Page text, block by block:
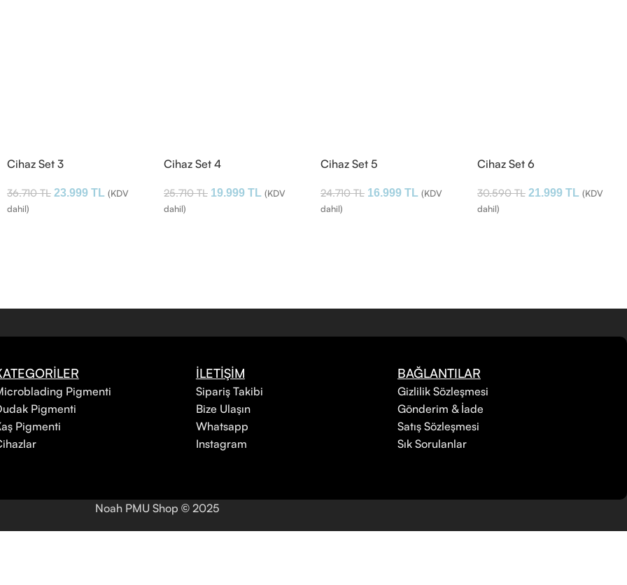
Cihaz Set 3
36.710TL 23.999 TL (KDV
dahil)
Cihaz Set 4
25.710TL 19.999 TL (KDV
dahil)
Cihaz Set 5
24.710TL 16.999 TL (KDV
dahil)
Cihaz Set 6
30.590TL 21.999 TL (KDV
dahil)
Pigmenti
Pigmenti
Pigmenti
İLETİŞİM
Sipariş Takibi
Bize Ulaşın
Whatsapp
Instagram
BAĞLANTILAR
Gizlilik Sözleşmesi
Gönderim & İade
Satış Sözleşmesi
Sık Sorulanlar
Noah PMU Shop ©2025